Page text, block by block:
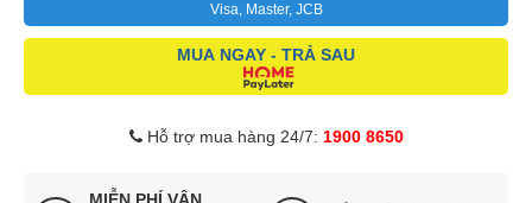
Visa, Master, JCB
MUA NGAY - TRẢ SAU
Hỗ trợ mua hàng 24/7: 1900 8650